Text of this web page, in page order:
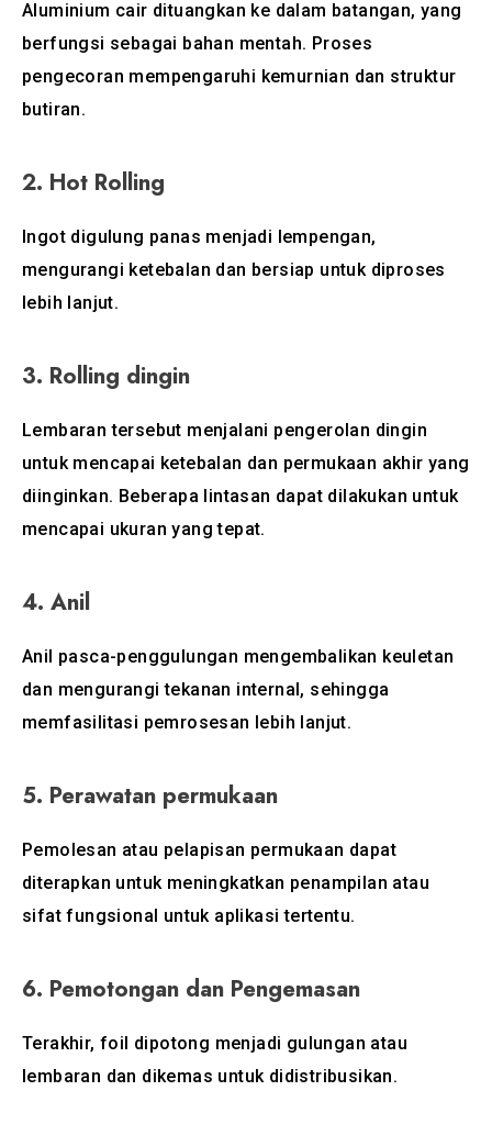
Aluminium cair dituangkan ke dalam batangan, yang
berfungsi sebagai bahan mentah. Proses
pengecoran mempengaruhi kemurnian dan struktur
butiran.
2. Hot Rolling
Ingot digulung panas menjadi lempengan,
mengurangi ketebalan dan bersiap untuk diproses
lebih lanjut.
3. Rolling dingin
Lembaran tersebut menjalani pengerolan dingin
untuk mencapai ketebalan dan permukaan akhir yang
diinginkan. Beberapa lintasan dapat dilakukan untuk
mencapai ukuran yang tepat.
4. Anil
Anil pasca-penggulungan mengembalikan keuletan
dan mengurangi tekanan internal, sehingga
memfasilitasi pemrosesan lebih lanjut.
5. Perawatan permukaan
Pemolesan atau pelapisan permukaan dapat
diterapkan untuk meningkatkan penampilan atau
sifat fungsional untuk aplikasi tertentu.
6. Pemotongan dan Pengemasan
Terakhir, foil dipotong menjadi gulungan atau
lembaran dan dikemas untuk didistribusikan.